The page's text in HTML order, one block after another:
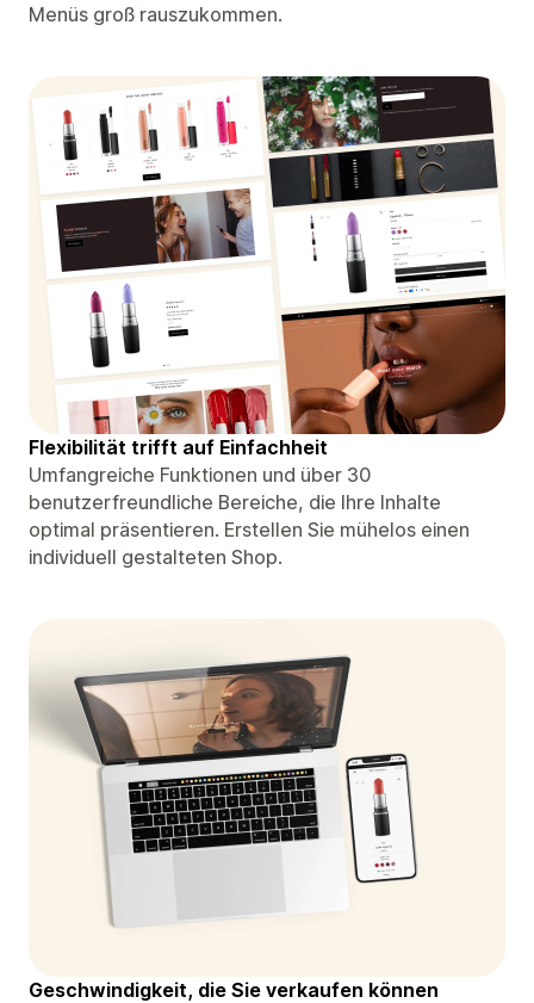
Menüs groß rauszukommen.
Flexibilität trifft auf Einfachheit
Umfangreiche Funktionen und über 30
benutzerfreundliche Bereiche, die Ihre Inhalte
optimal präsentieren. Erstellen Sie mühelos einen
individuell gestalteten Shop.
Geschwindigkeit, die Sie verkaufen können